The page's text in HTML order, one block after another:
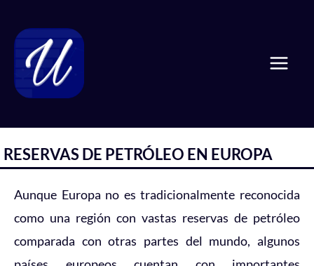
contenido
RESERVAS DE PETRÓLEO EN EUROPA
Aunque Europa no es tradicionalmente reconocida
como una región con vastas reservas de petróleo
comparada con otras partes del mundo, algunos